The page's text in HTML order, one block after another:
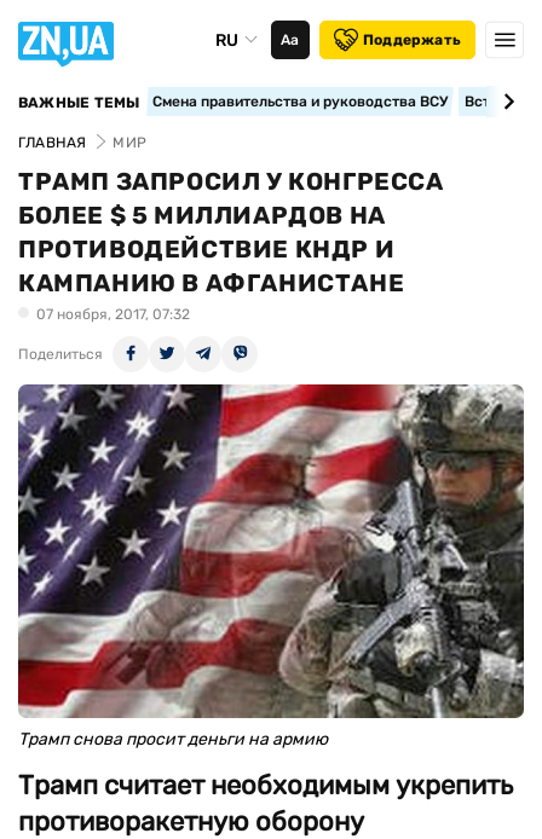
RU Аа Поддержать
ВАЖНЫЕ ТЕМЫ Смена правительства и руководства ВСУ
ГЛАВНАЯ МИР
ТРАМП ЗАПРОСИЛ У КОНГРЕССА
БОЛЕЕ $ 5 МИЛЛИАРДОВ НА
ПРОТИВОДЕЙСТВИЕ КНДР И
КАМПАНИЮ В АФГАНИСТАНЕ
07 ноября, 2017, 07:32
Поделиться
Трамп снова просит деньги на армию
Трамп считает необходимым укрепить
противоракетную оборону